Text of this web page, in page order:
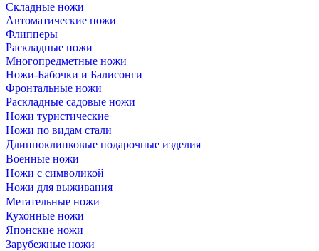
Складные ножи
Автоматические ножи
Флипперы
Раскладные ножи
Многопредметные ножи
Ножи-Бабочки и Балисонги
Фронтальные ножи
Раскладные садовые ножи
Ножи туристические
Ножи по видам стали
Длинноклинковые подарочные изделия
Военные ножи
Ножи с символикой
Ножи для выживания
Метательные ножи
Кухонные ножи
Японские ножи
Зарубежные ножи